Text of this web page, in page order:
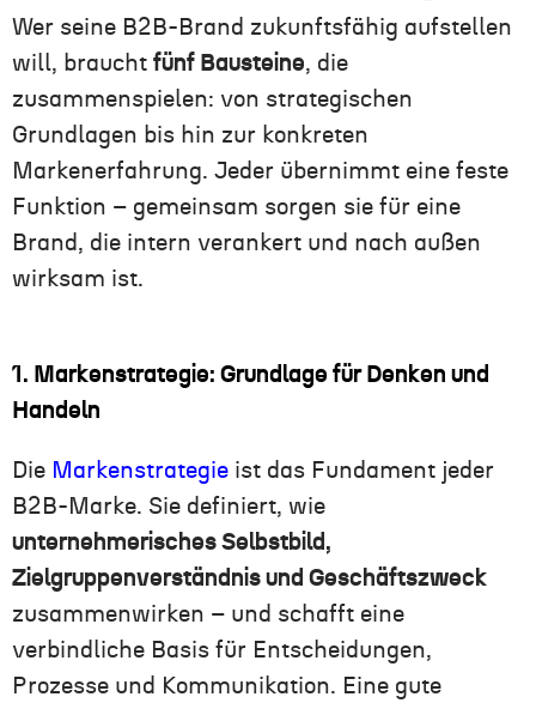
Wer seine B2B-Brand zukunftsfähig aufstellen
will, braucht fünf Bausteine, die
zusammenspielen: von strategischen
Grundlagen bis hin zur konkreten
Markenerfahrung. Jeder übernimmt eine feste
Funktion – gemeinsam sorgen sie für eine
Brand, die intern verankert und nach außen
wirksam ist.
1. Markenstrategie: Grundlage für Denken und
Handeln
Die Markenstrategie ist das Fundament jeder
B2B-Marke. Sie definiert, wie
unternehmerisches Selbstbild,
Zielgruppenverständnis und Geschäftszweck
zusammenwirken – und schafft eine
verbindliche Basis für Entscheidungen,
Prozesse und Kommunikation. Eine gute